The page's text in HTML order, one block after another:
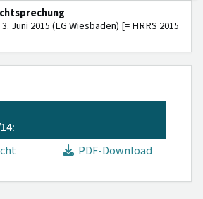
Juni 2015 (LG Wiesbaden) [= HRRS 2015
PDF-Download